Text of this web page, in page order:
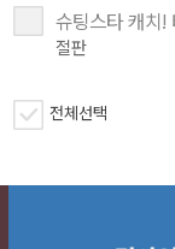
슈팅스타 캐치!
절판
전체선택